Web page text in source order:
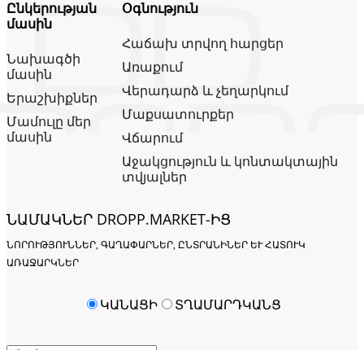
Ընկերության
մասին
Նախագծի
մասին
Երաշխիքներ
Մամուլը մեր
մասին
Օգնություն
Հաճախ տրվող հարցեր
Առաքում
Վերադարձ և չեղարկում
Մաքսատուրքեր
Վճարում
Աջակցություն և կոնտակտային
տվյալներ
ՆԱՄԱԿՆԵՐ DROPP.MARKET-ԻՑ
ՆՈՐՈՒԹՅՈՒՆՆԵՐ, ԳԱՂԱՓԱՐՆԵՐ, ԸՆՏՐԱՆԻՆԵՐ ԵՒ ՀԱՏՈՒԿ Ա
ՌԱՋԱՐԿՆԵՐ
ԿԱՆԱՑԻ ՏՂԱՄԱՐԴԿԱՆՑ